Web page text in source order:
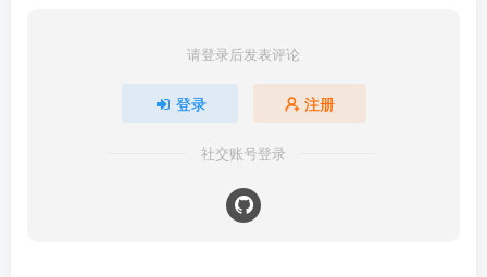
请登录后发表评论
登录 注册
社交账号登录